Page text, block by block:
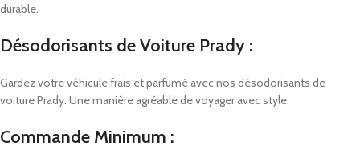
durable.
Désodorisants de Voiture Prady :
Gardez votre véhicule frais et parfumé avec nos désodorisants de
voiture Prady. Une manière agréable de voyager avec style.
Commande Minimum :